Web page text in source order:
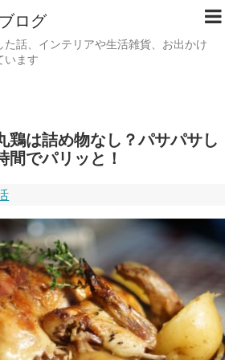
ログ
話、インテリアや生活雑貨、お出かけ
います
鶏は詰め物なし？パサパサし
間でパリッと！